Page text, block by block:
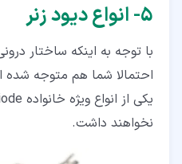
۵‏- انواع دیود زنر
با توجه به اینکه ساختار
احتمالا شما هم متوجه شده
نخواهند داشت.